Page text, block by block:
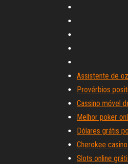
Assistente de
Provérbios
Cassino móvel
Melhor poker
Dólares grátis
Cherokee
Slots online